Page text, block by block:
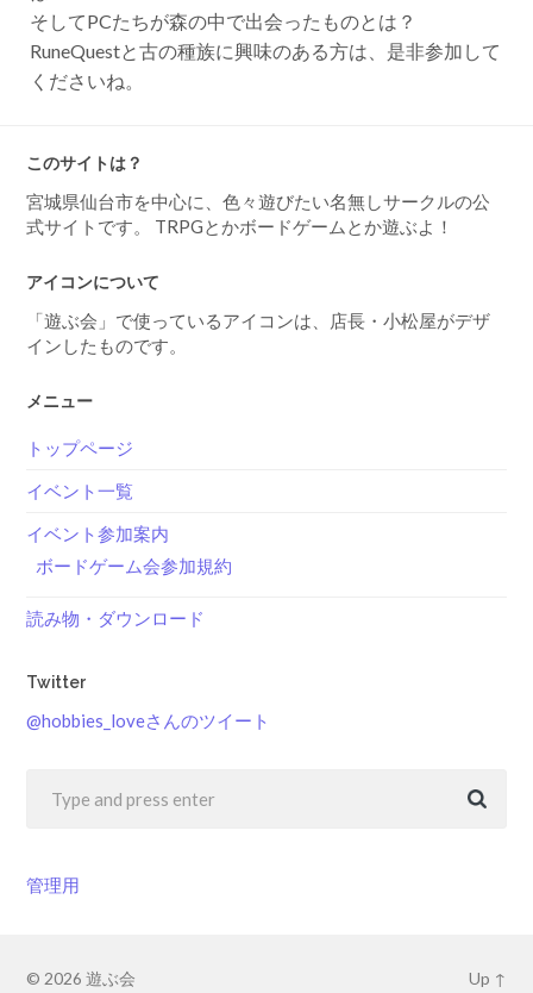
そしてPCたちが森の中で出会ったものとは？
RuneQuestと古の種族に興味のある方は、是非参加して
くださいね。
このサイトは？
宮城県仙台市を中心に、色々遊びたい名無しサークルの公
式サイトです。 TRPGとかボードゲームとか遊ぶよ！
アイコンについて
「遊ぶ会」で使っているアイコンは、店長・小松屋がデザ
インしたものです。
メニュー
トップページ
イベント一覧
イベント参加案内
ボードゲーム会参加規約
読み物・ダウンロード
Twitter
@hobbies_loveさんのツイート
管理用
© 2026遊ぶ会 Up ↑